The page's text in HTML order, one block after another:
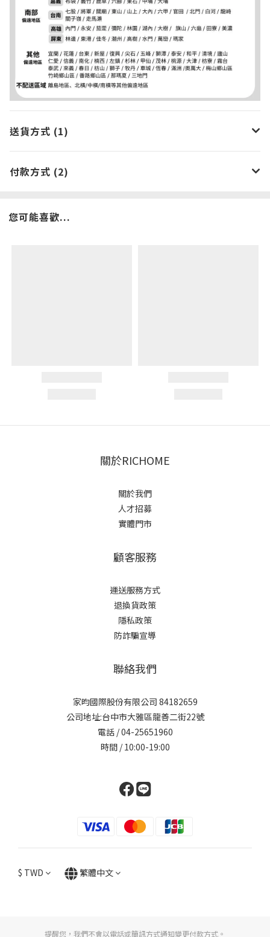
送貨方式 (1)
付款方式 (2)
您可能喜歡...
關於RICHOME
關於我們
人才招募
實體門市
顧客服務
運送服務方式
退換貨政策
隱私政策
防詐騙宣導
聯絡我們
家昀國際股份有限公司 84182659
公司地址:台中市大雅區龍善二街22號
電話 / 04-25651960
時間 / 10:00-19:00
$ TWD 繁體中文
提醒您，我們不會以電話或簡訊方式通知變更付款方式。